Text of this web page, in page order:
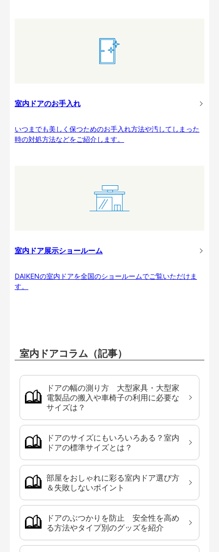
室内ドアのお手入れ
いつまでも美しく保つためのお手入れ方法や汚してしまった
時の対処方法などをご紹介します。
室内ドア展示ショールーム
DAIKENの室内ドアを全国のショールームでご覧いただけま
す。
室内ドアコラム（記事）
ドアの幅の測り方 大型家具・大型家
電製品の搬入や車椅子の利用に必要な
サイズは？
ドアのサイズにもいろいろある？室内
ドアの標準サイズとは？
部屋をおしゃれに彩る室内ドア選び方
＆失敗しないポイント
ドアのぶつかりを防止 安全性を高め
る方法やタイプ別のグッズを紹介